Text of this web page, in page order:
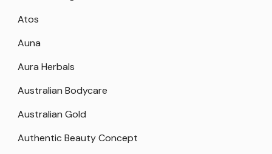
Atos
Auna
Aura Herbals
Australian Bodycare
Australian Gold
Authentic Beauty Concept